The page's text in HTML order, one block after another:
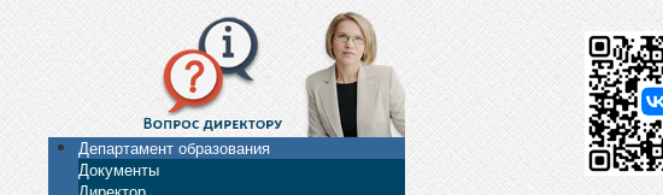
Департамент образования
Документы